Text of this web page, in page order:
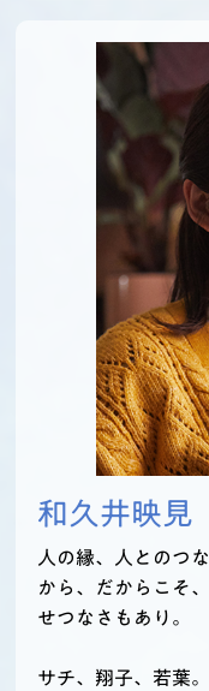
和久井映見
人の縁、人とのつ
から、だからこそ
せつなさもあり。
サチ、翔子、若葉。